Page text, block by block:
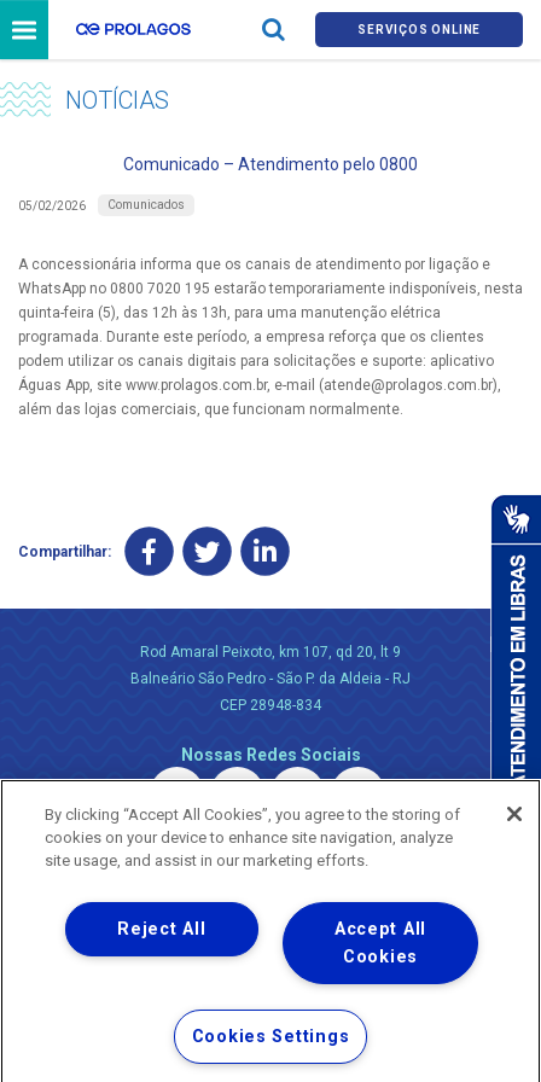
SERVIÇOS ONLINE
NOTÍCIAS
Comunicado – Atendimento pelo 0800
05/02/2026 Comunicados
A concessionária informa que os canais de atendimento por ligação e
WhatsApp no 0800 7020 195 estarão temporariamente indisponíveis, nesta
quinta-feira (5), das 12h às 13h, para uma manutenção elétrica
programada. Durante este período, a empresa reforça que os clientes
podem utilizar os canais digitais para solicitações e suporte: aplicativo
Águas App, site www.prolagos.com.br, e-mail (atende@prolagos.com.br),
além das lojas comerciais, que funcionam normalmente.
Compartilhar:
Rod Amaral Peixoto, km 107, qd 20, lt 9
Balneário São Pedro - São P. da Aldeia - RJ
CEP 28948-834
Nossas Redes Sociais
Uma empresa
Copyright ® 2026 - Todos os Direitos Reservados.
Nossa natureza movimenta a vida
Termos Gerais de Uso de Sites e Aplicativos
Política de Privacidade e Proteção de Dados
By clicking “Accept All Cookies”, you agree to the storing of
cookies on your device to enhance site navigation, analyze
site usage, and assist in our marketing efforts.
Accept All
Cookies
Reject All
Cookies Settings